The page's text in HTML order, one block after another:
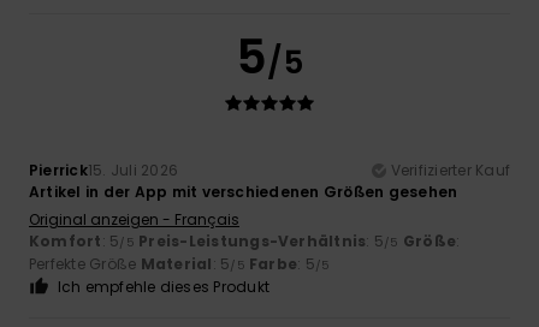
5/5
Pierrick15. Juli 2026
Verifizierter Kauf
Artikel in der App mit verschiedenen Größen gesehen
Original anzeigen - Français
Komfort: 5/5 Preis-Leistungs-Verhältnis: 5/5 Größe:
Perfekte Größe Material: 5/5 Farbe: 5/5
Ich empfehle dieses Produkt